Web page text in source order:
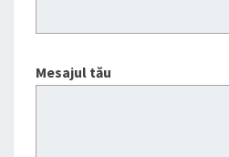
Mesajul tău